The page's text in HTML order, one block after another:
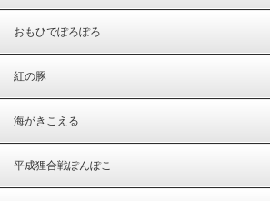
おもひでぽろぽろ
紅の豚
海がきこえる
平成狸合戦ぽんぽこ